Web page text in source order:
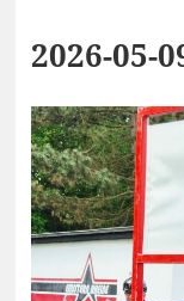
2026-05-